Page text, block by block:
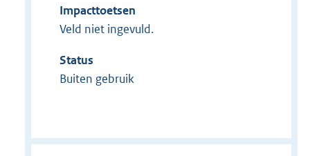
Impacttoetsen
Veld niet ingevuld.
Status
Buiten gebruik